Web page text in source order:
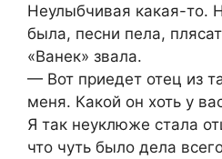
Неулыбчивая какая-то.
была, песни пела,
«Ванек» звала.
— Вот приедет отец из
меня. Какой он хоть у
Я так неуклюже стала
что чуть было дела